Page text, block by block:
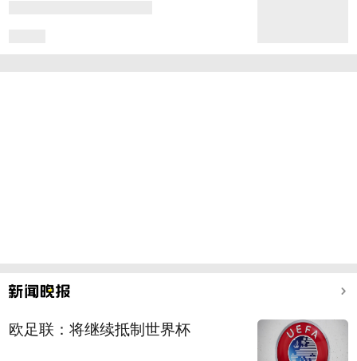
欧足联：将继续抵制世界杯